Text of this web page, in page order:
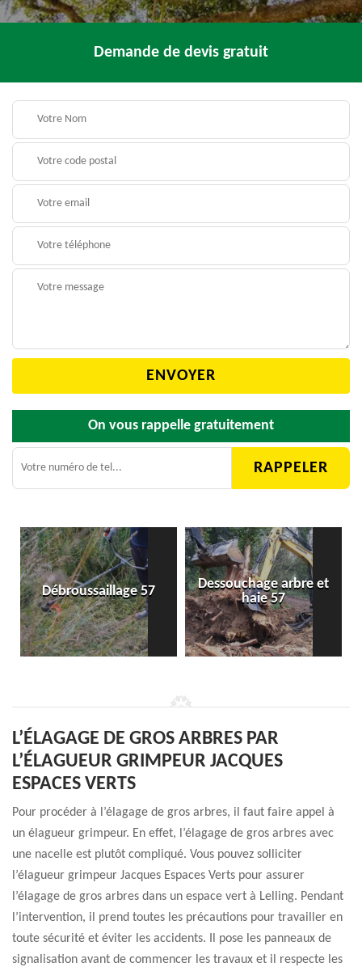
Demande de devis gratuit
On vous rappelle gratuitement
Débroussaillage 57
Dessouchage arbre et
haie 57
L’ÉLAGAGE DE GROS ARBRES PAR
L’ÉLAGUEUR GRIMPEUR JACQUES
ESPACES VERTS
Pour procéder à l’élagage de gros arbres, il faut faire appel à
un élagueur grimpeur. En effet, l’élagage de gros arbres avec
une nacelle est plutôt compliqué. Vous pouvez solliciter
l’élagueur grimpeur Jacques Espaces Verts pour assurer
l’élagage de gros arbres dans un espace vert à Lelling. Pendant
l’intervention, il prend toutes les précautions pour travailler en
toute sécurité et éviter les accidents. Il pose les panneaux de
signalisation avant de commencer les travaux et il respecte les